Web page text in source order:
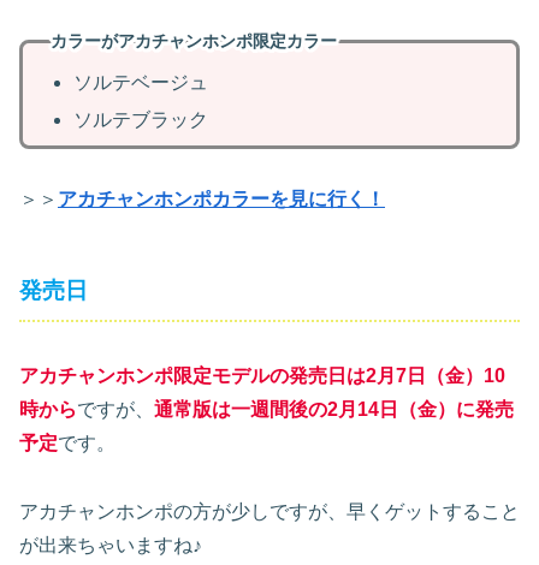
カラーがアカチャンホンポ限定カラー
ソルテベージュ
ソルテブラック
＞＞ アカチャンホンポカラーを見に行く！
発売日
アカチャンホンポ限定モデルの発売日は2月7日（金）10
時からですが、 通常版は一週間後の2月14日（金）に発売
予定です。
アカチャンホンポの方が少しですが、早くゲットすること
が出来ちゃいますね♪